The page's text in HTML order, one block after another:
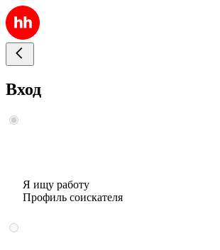
Вход
Я ищу работу
Профиль соискателя